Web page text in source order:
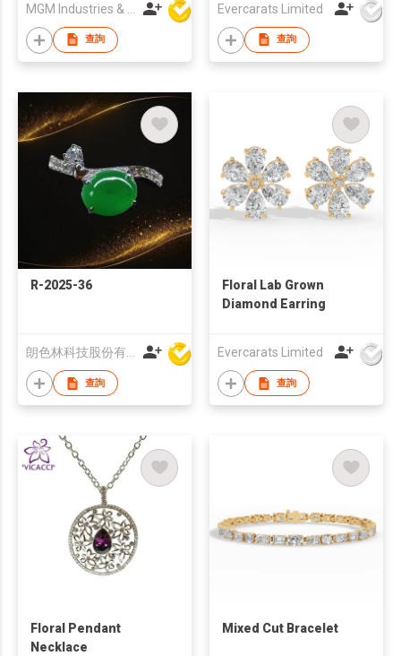
查詢
Evercarats Limited
查詢
R-2025-36
查詢
Floral Lab Grown
Diamond Earring
Evercarats Limited
查詢
Floral Pendant
Necklace
Mixed Cut Bracelet